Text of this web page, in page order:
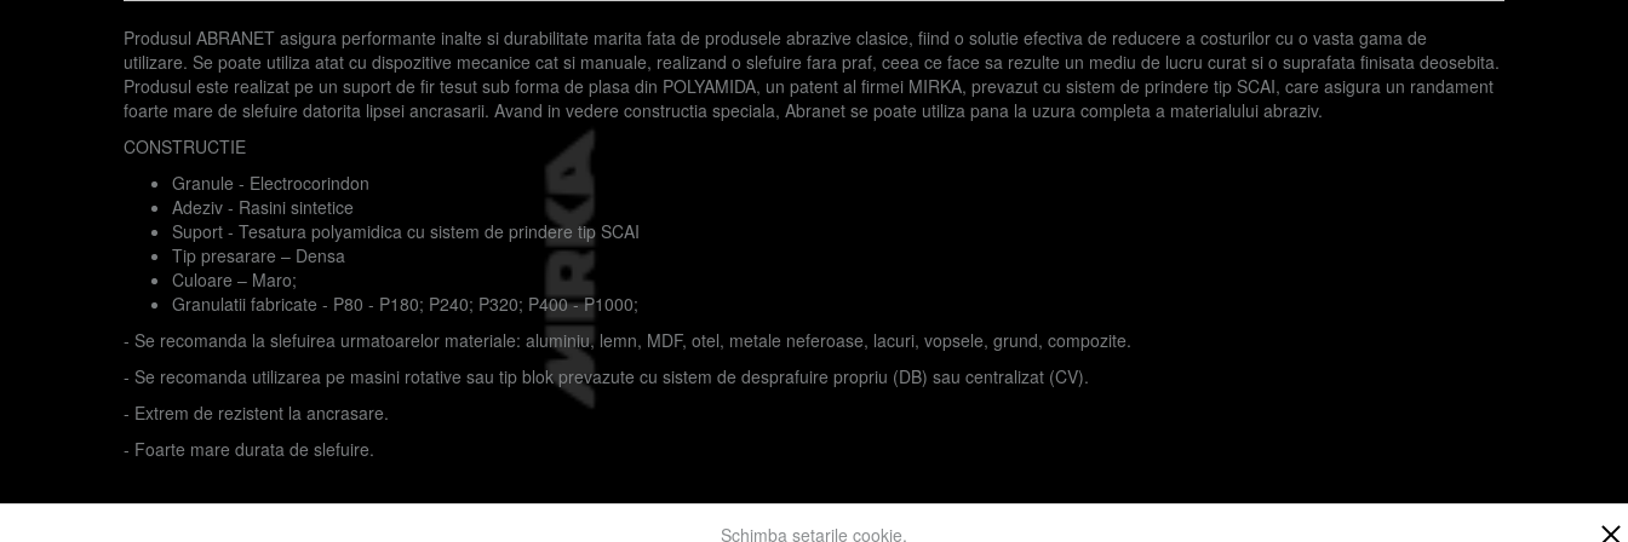
Produsul ABRANET asigura performante inalte si durabilitate marita fata de produsele abrazive clasice, fiind o solutie efectiva de reducere a costurilor cu o vasta gama de
utilizare. Se poate utiliza atat cu dispozitive mecanice cat si manuale, realizand o slefuire fara praf, ceea ce face sa rezulte un mediu de lucru curat si o suprafata finisata deosebita.
Produsul este realizat pe un suport de fir tesut sub forma de plasa din POLYAMIDA, un patent al firmei MIRKA, prevazut cu sistem de prindere tip SCAI, care asigura un randament
foarte mare de slefuire datorita lipsei ancrasarii. Avand in vedere constructia speciala, Abranet se poate utiliza pana la uzura completa a materialului abraziv.
CONSTRUCTIE
Granule - Electrocorindon
Adeziv - Rasini sintetice
Suport - Tesatura polyamidica cu sistem de prindere tip SCAI
Tip presarare – Densa
Culoare – Maro;
Granulatii fabricate - P80 - P180; P240; P320; P400 - P1000;
- Se recomanda la slefuirea urmatoarelor materiale: aluminiu, lemn, MDF, otel, metale neferoase, lacuri, vopsele, grund, compozite.
- Se recomanda utilizarea pe masini rotative sau tip blok prevazute cu sistem de desprafuire propriu (DB) sau centralizat (CV).
- Extrem de rezistent la ancrasare.
- Foarte mare durata de slefuire.
Schimba setarile cookie.